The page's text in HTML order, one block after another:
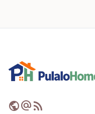
publicalternate_emailrss_feed